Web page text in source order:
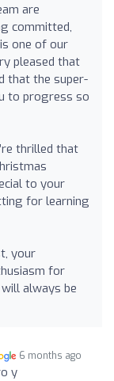
are
committed,
one of our
pleased that
that the super-
to progress so
thrilled that
to your
for learning
your
for
always be
6 months ago
y